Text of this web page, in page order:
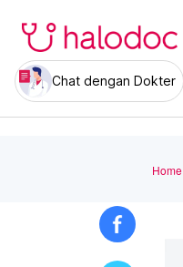
Chat dengan Dokter
Home